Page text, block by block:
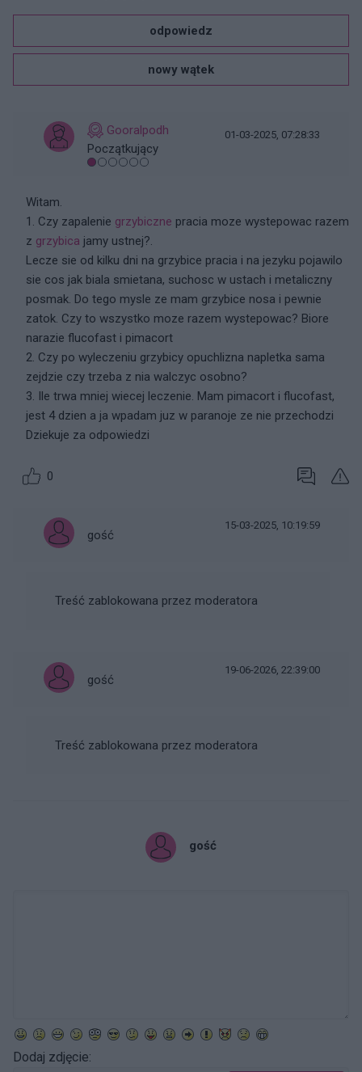
odpowiedz
nowy wątek
Gooralpodh
Początkujący
01-03-2025, 07:28:33
Witam.
1. Czy zapalenie grzybiczne pracia moze wystepowac razem
z grzybica jamy ustnej?.
Lecze sie od kilku dni na grzybice pracia i na jezyku pojawilo
sie cos jak biala smietana, suchosc w ustach i metaliczny
posmak. Do tego mysle ze mam grzybice nosa i pewnie
zatok. Czy to wszystko moze razem wystepowac? Biore
narazie flucofast i pimacort
2. Czy po wyleczeniu grzybicy opuchlizna napletka sama
zejdzie czy trzeba z nia walczyc osobno?
3. Ile trwa mniej wiecej leczenie. Mam pimacort i flucofast,
jest 4 dzien a ja wpadam juz w paranoje ze nie przechodzi
Dziekuje za odpowiedzi
0
gość
15-03-2025, 10:19:59
Treść zablokowana przez moderatora
gość
19-06-2026, 22:39:00
Treść zablokowana przez moderatora
gość
Dodaj zdjęcie: